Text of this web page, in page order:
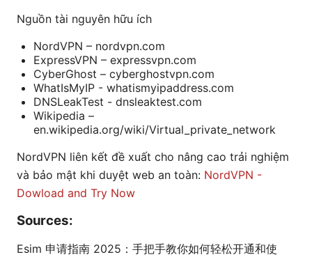
Nguồn tài nguyên hữu ích
NordVPN – nordvpn.com
ExpressVPN – expressvpn.com
CyberGhost – cyberghostvpn.com
WhatIsMyIP - whatismyipaddress.com
DNSLeakTest - dnsleaktest.com
Wikipedia –
en.wikipedia.org/wiki/Virtual_private_network
NordVPN liên kết đề xuất cho nâng cao trải nghiệm
và bảo mật khi duyệt web an toàn: NordVPN -
Dowload and Try Now
Sources:
Esim 申请指南 2025：手把手教你如何轻松开通和使